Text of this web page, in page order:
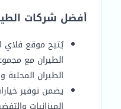
أفضل شركات
يُتيح موقع فلاي
الطيران مع
الطيران المحلية
يضمن توفير